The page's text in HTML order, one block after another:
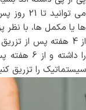
می
ها یا مکمل ها، با نظر
از 4 هفته پس از
را
سیستماتیک را تزریق